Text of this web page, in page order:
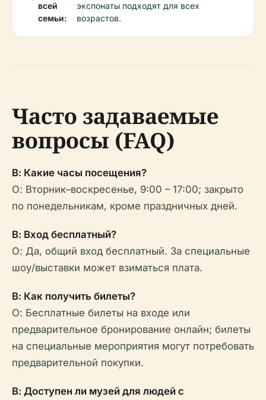
всей
семьи:
экспонаты подходят для всех
возрастов.
Часто задаваемые
вопросы (FAQ)
В: Какие часы посещения?
О: Вторник–воскресенье, 9:00 – 17:00; закрыто
по понедельникам, кроме праздничных дней.
В: Вход бесплатный?
О: Да, общий вход бесплатный. За специальные
шоу/выставки может взиматься плата.
В: Как получить билеты?
О: Бесплатные билеты на входе или
предварительное бронирование онлайн; билеты
на специальные мероприятия могут потребовать
предварительной покупки.
В: Доступен ли музей для людей с